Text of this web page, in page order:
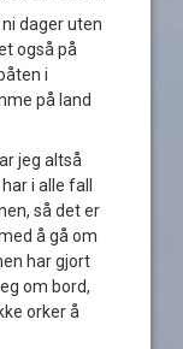
dager uten
også på
i
på land
jeg altså
i alle fall
så det er
å gå om
har gjort
om bord,
orker å